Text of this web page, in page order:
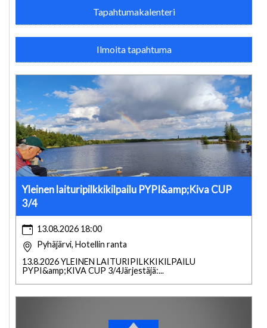
Tapahtumakalenteri
Ilmoita tapahtuma
Yleinen laituripilkkikilpailu PYPI&amp;Kiva CUP
3/4
13.08.2026 18:00
Pyhäjärvi, Hotellin ranta
13.8.2026 YLEINEN LAITURIPILKKIKILPAILU
PYPI&amp;KIVA CUP 3/4Järjestäjä:...